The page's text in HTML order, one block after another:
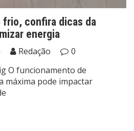
frio, confira dicas da
energia
Redação
0
O funcionamento de
máxima pode impactar